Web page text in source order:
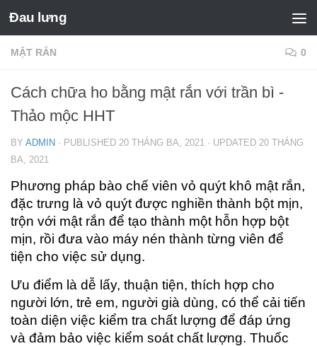
Đau lưng
MẬT RẮN 0
Cách chữa ho bằng mật rắn với trần bì -
Thảo mộc HHT
BY ADMIN · PUBLISHED 20 THÁNG BA, 2021 · UPDATED 20 THÁNG
BA, 2021
Phương pháp bào chế viên vỏ quýt khô mật rắn,
đặc trưng là vỏ quýt được nghiền thành bột mịn,
trộn với mật rắn để tạo thành một hỗn hợp bột
mịn, rồi đưa vào máy nén thành từng viên để
tiện cho việc sử dụng.
Ưu điểm là dễ lấy, thuận tiện, thích hợp cho
người lớn, trẻ em, người già dùng, có thể cải tiến
toàn diện việc kiểm tra chất lượng để đáp ứng
và đảm bảo việc kiểm soát chất lượng. Thuốc